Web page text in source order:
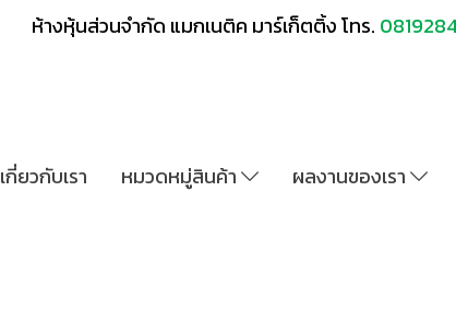
ห้างหุ้นส่วนจำกัด แมกเนติค มาร์เก็ตติ้ง โทร.
เกี่ยวกับเรา หมวดหมู่สินค้า ผลงานของเรา